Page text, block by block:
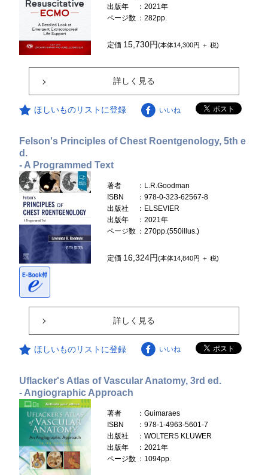
出版年
：2021年
ページ数 ：282pp.
定価 15,730円(本体14,300円 ＋ 税)
詳しく見る
ほしいものリストに登録 いいね
Felson's Principles of Chest Roentgenology, 5th e
d.
- A Programmed Text
著者
：L.R.Goodman
ISBN
：978-0-323-62567-8
出版社
：ELSEVIER
出版年
：2021年
ページ数 ：270pp.(550illus.)
定価 16,324円(本体14,840円 ＋ 税)
詳しく見る
ほしいものリストに登録 いいね
Uflacker's Atlas of Vascular Anatomy, 3rd ed.
- Angiographic Approach
著者
：Guimaraes
ISBN
：978-1-4963-5601-7
出版社
：WOLTERS KLUWER
出版年
：2021年
ページ数 ：1094pp.